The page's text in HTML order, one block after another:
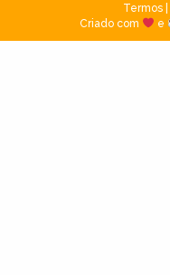
Termos|
Criado com
e